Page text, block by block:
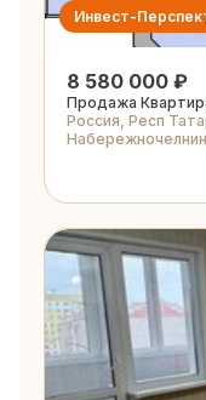
Инвест-
8 580 000 ₽
Продажа
Россия, Респ